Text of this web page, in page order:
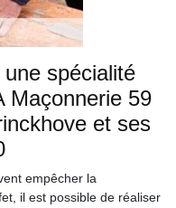
spécialité
Maçonnerie 59
et ses
empêcher la
il est possible de réaliser